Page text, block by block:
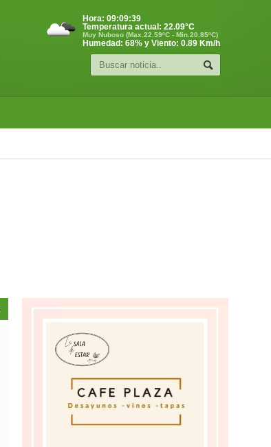
Hora: 09:09:40
Temperatura actual: 22.09°C
Muy Nuboso (Max.22.59ºC - Min.20.85ºC)
Humedad: 68% y Viento: 0.89 Km/h